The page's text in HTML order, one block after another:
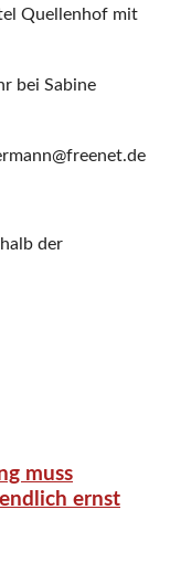
Quellenhof mit
bei Sabine
der
muss
ernst